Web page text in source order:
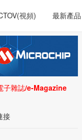
路
技術 微處理器/微
視頻) 最新產品
路 介面技術
技術 微處理器/
量測儀器
子雜誌/e-Magazine
接